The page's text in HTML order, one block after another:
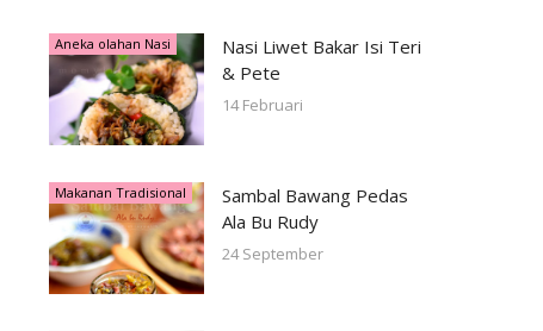
Aneka olahan Nasi
Nasi Liwet Bakar Isi Teri
& Pete
14 Februari
Makanan Tradisional
Sambal Bawang Pedas
Ala Bu Rudy
24 September